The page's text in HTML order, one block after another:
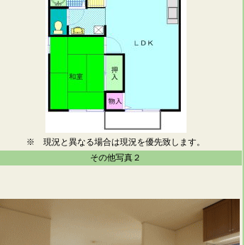
※ 現況と異なる場合は現況を優先致します。
その他写真２